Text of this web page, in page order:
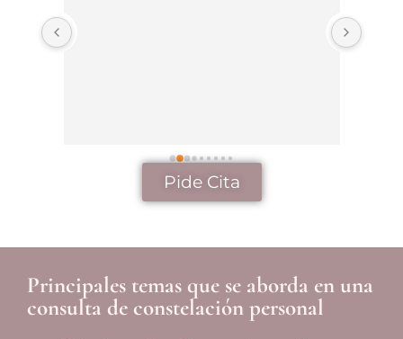
Pide Cita
Principales temas que se aborda en una
consulta de constelación personal